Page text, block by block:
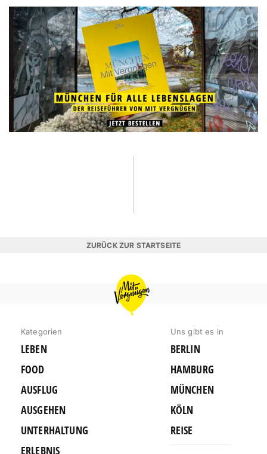
ZURÜCK ZUR STARTSEITE
MIT
VERGNÜGEN
MÜNCHEN
Kategorien
LEBEN
FOOD
AUSFLUG
AUSGEHEN
UNTERHALTUNG
ERLEBNIS
Uns gibt es in
BERLIN
HAMBURG
MÜNCHEN
KÖLN
REISE